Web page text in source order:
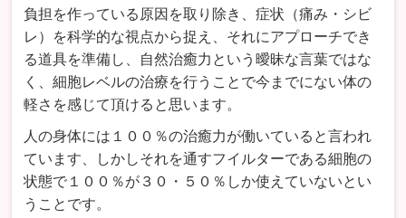
負担を作っている原因を取り除き、症状（痛み・シビ
レ）を科学的な視点から捉え、それにアプローチでき
る道具を準備し、自然治癒力という曖昧な言葉ではな
く、細胞レベルの治療を行うことで今までにない体の
軽さを感じて頂けると思います。
人の身体には１００％の治癒力が働いていると言われ
ています、しかしそれを通すフイルターである細胞の
状態で１００％が３０・５０％しか使えていないとい
うことです。